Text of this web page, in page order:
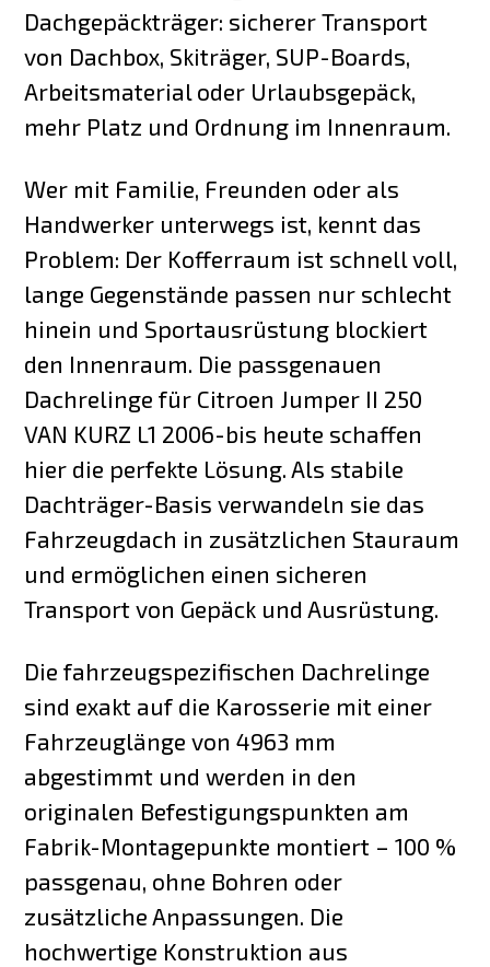
Dachgepäckträger: sicherer Transport
von Dachbox, Skiträger, SUP-Boards,
Arbeitsmaterial oder Urlaubsgepäck,
mehr Platz und Ordnung im Innenraum.
Wer mit Familie, Freunden oder als
Handwerker unterwegs ist, kennt das
Problem: Der Kofferraum ist schnell voll,
lange Gegenstände passen nur schlecht
hinein und Sportausrüstung blockiert
den Innenraum. Die passgenauen
Dachrelinge für Citroen Jumper II 250
VAN KURZ L1 2006-bis heute schaffen
hier die perfekte Lösung. Als stabile
Dachträger-Basis verwandeln sie das
Fahrzeugdach in zusätzlichen Stauraum
und ermöglichen einen sicheren
Transport von Gepäck und Ausrüstung.
Die fahrzeugspezifischen Dachrelinge
sind exakt auf die Karosserie mit einer
Fahrzeuglänge von 4963 mm
abgestimmt und werden in den
originalen Befestigungspunkten am
Fabrik-Montagepunkte montiert – 100 %
passgenau, ohne Bohren oder
zusätzliche Anpassungen. Die
hochwertige Konstruktion aus